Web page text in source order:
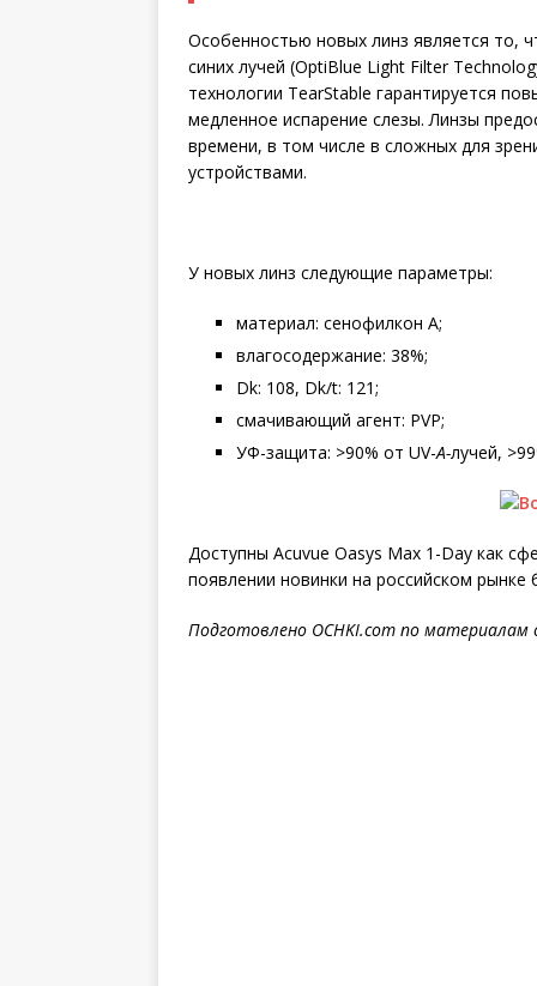
Особенностью новых линз является то,
синих лучей (OptiBlue Light Filter
технологии TearStable гарантируется
медленное испарение слезы. Линзы
времени, в том числе в сложных для
устройствами.
У новых линз следующие параметры:
материал: сенофилкон A;
влагосодержание: 38%;
Dk: 108, Dk/t: 121;
смачивающий агент: PVP;
УФ-защита: >90% от UV-A-лучей,
Доступны Acuvue Oasys Max 1-Day как
появлении новинки на российском
Подготовлено OCHKI.com по материалам